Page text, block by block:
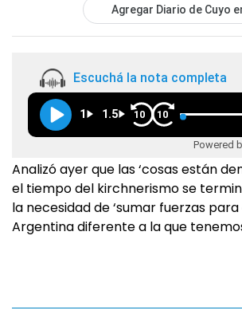
Agregar Diario de Cuyo
Escuchá la nota completa
1 1.5 10 10
Powered
Analizó ayer que las ‘cosas están
el tiempo del kirchnerismo se
la necesidad de ‘sumar fuerzas
Argentina diferente a la que